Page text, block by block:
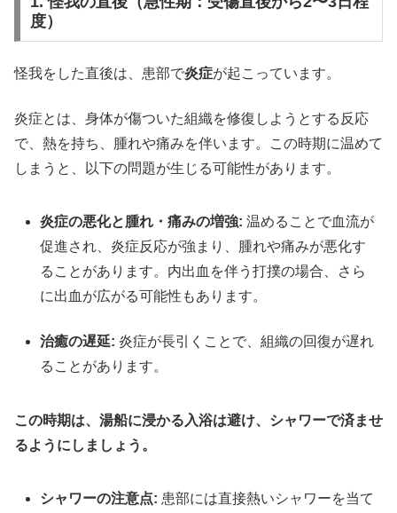
度）
怪我をした直後は、患部で炎症が起こっています。
炎症とは、身体が傷ついた組織を修復しようとする反応
で、熱を持ち、腫れや痛みを伴います。この時期に温めて
しまうと、以下の問題が生じる可能性があります。
炎症の悪化と腫れ・痛みの増強: 温めることで血流が
促進され、炎症反応が強まり、腫れや痛みが悪化す
ることがあります。内出血を伴う打撲の場合、さら
に出血が広がる可能性もあります。
治癒の遅延: 炎症が長引くことで、組織の回復が遅れ
ることがあります。
この時期は、湯船に浸かる入浴は避け、シャワーで済ませ
るようにしましょう。
シャワーの注意点: 患部には直接熱いシャワーを当て